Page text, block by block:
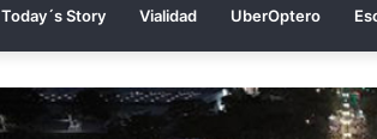
Today´s Story Vialidad UberOptero